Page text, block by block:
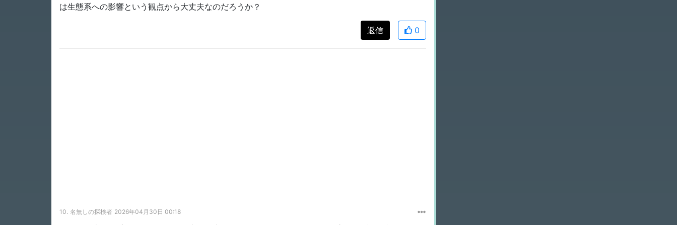
は生態系への影響という観点から大丈夫なのだろうか？
返信 0
10. 名無しの探検者 2026年04月30日 00:18